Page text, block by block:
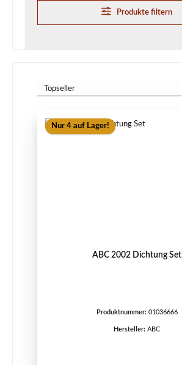
Produkte filtern
Nur 4 auf Lager!
ABC 2002 Dichtung Set
Produktnummer: 01036666
Hersteller: ABC